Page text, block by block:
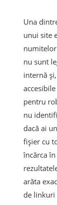
Una
unui site
nu sunt
internă
pentru
nu
dacă ai
fișier cu
încărca
arăta
de linkuri